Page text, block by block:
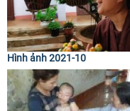
Hình ảnh 2021-10